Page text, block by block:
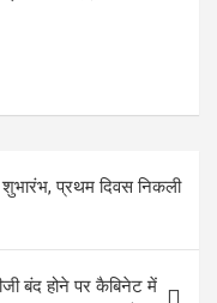
शुभारंभ, प्रथम दिवस निकली
बंद होने पर कैबिनेट में